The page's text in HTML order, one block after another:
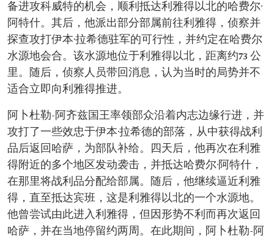
备进攻科威特的机会，顺利抵达利雅得以北的哈费尔·
阿特什。其后，他派出部分部属前往利雅得，侦察并
探查攻打伊本·拉希德驻军的可行性，并约定在哈费尔
水源地会合。该水源地位于利雅得以北，距离约73 公
里。随后，侦察人员带回消息，认为当时的局势并不
适合立即向利雅得推进。
阿卜杜勒-阿齐兹国王率领部众沿着内志边缘行进，并
攻打了一些效忠于伊本·拉希德的部落，从中获得战利
品后返回哈萨，为部队补给。四天后，他再次在利雅
得附近的多个地区发动袭击，并抵达哈费尔·阿特什，
在那里将战利品分配给部属。随后，他继续逼近利雅
得，直至抵达宾班，这是利雅得以北的一个水源地。
他曾尝试由此进入利雅得，但因形势不利而再次返回
哈萨，并在当地停留约两周。在此期间，阿卜杜勒-阿